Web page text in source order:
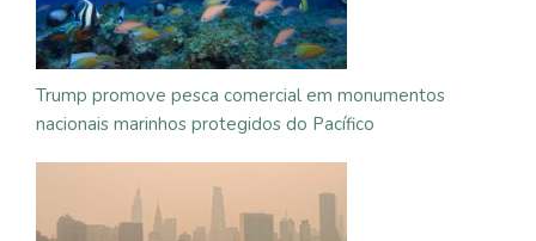
Trump promove pesca comercial em monumentos
nacionais marinhos protegidos do Pacífico